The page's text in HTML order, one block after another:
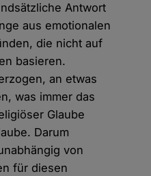
Antwort
aus emotionalen
die nicht auf
basieren.
an etwas
was immer das
Glaube
Darum
von
für diesen